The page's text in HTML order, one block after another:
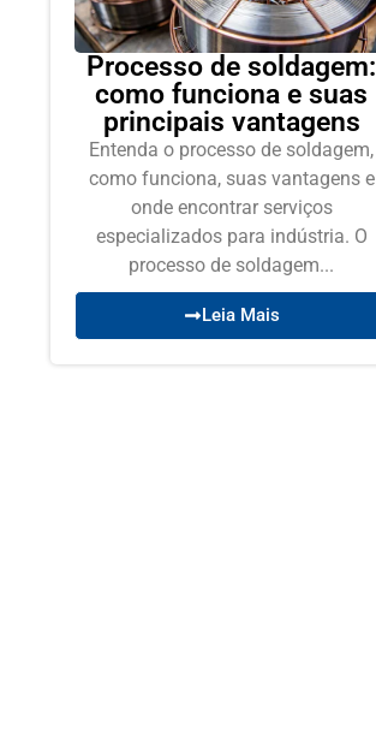
Processo de soldagem:
como funciona e suas
principais vantagens
Entenda o processo de soldagem,
como funciona, suas vantagens e
onde encontrar serviços
especializados para indústria. O
processo de soldagem...
Leia Mais